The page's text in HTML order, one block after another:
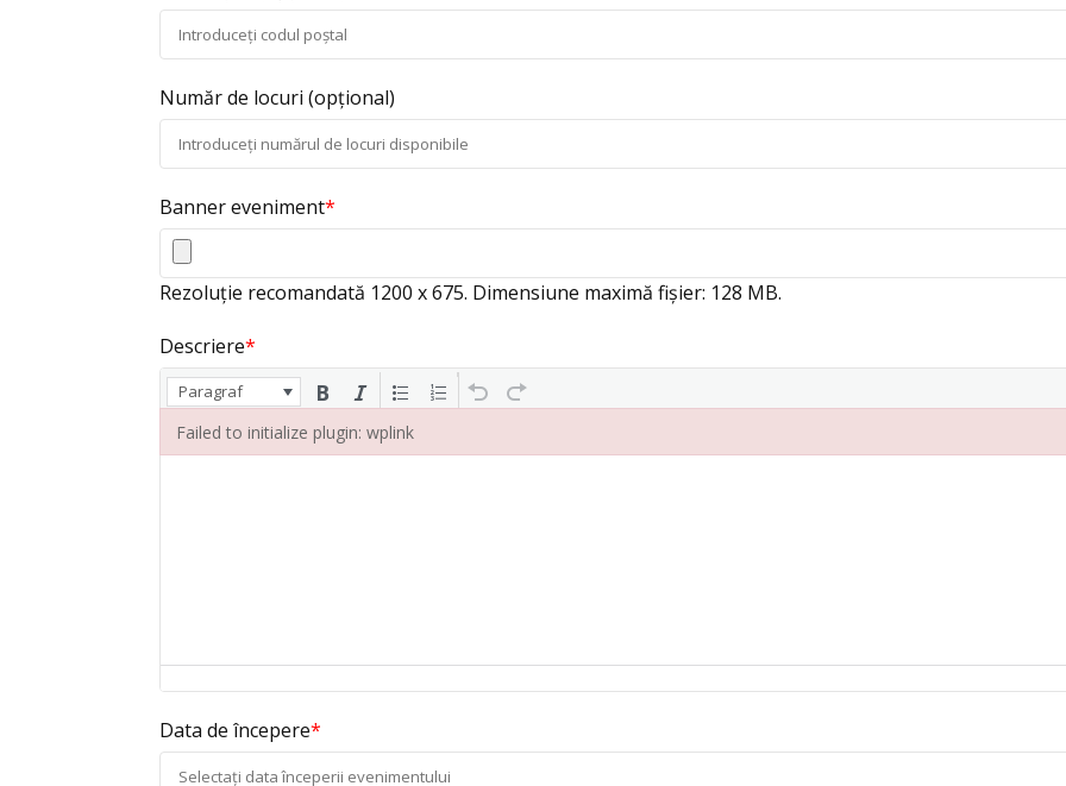
Număr de locuri(opțional)
Banner eveniment*
Rezoluție recomandată 1200 x 675. Dimensiune maximă fișier: 128 MB.
Descriere*
Paragraf
Data de începere*
Failed to initialize plugin: wplink
Failed to initialize plugin: wplink